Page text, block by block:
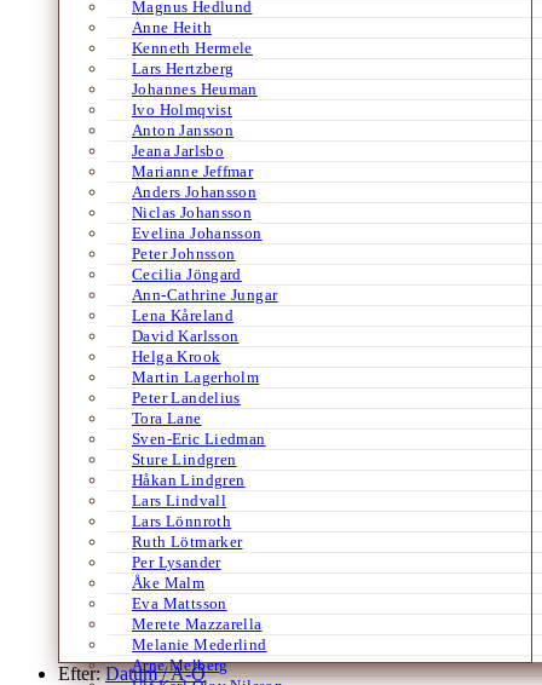
Magnus Hedlund
Anne Heith
Kenneth Hermele
Lars Hertzberg
Johannes Heuman
Ivo Holmqvist
Anton Jansson
Jeana Jarlsbo
Marianne Jeffmar
Anders Johansson
Niclas Johansson
Evelina Johansson
Peter Johnsson
Cecilia Jöngard
Ann-Cathrine Jungar
Lena Kåreland
David Karlsson
Helga Krook
Martin Lagerholm
Peter Landelius
Tora Lane
Sven-Eric Liedman
Sture Lindgren
Håkan Lindgren
Lars Lindvall
Lars Lönnroth
Ruth Lötmarker
Per Lysander
Åke Malm
Eva Mattsson
Merete Mazzarella
Melanie Mederlind
Arne Melberg
Efter:Datum /A-Ö